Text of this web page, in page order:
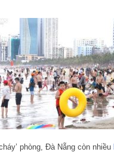
phòng, Đà Nẵng còn nhiều